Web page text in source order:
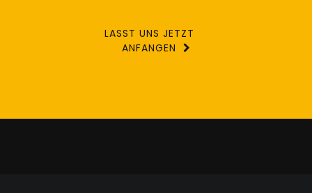
LASST UNS JETZT
ANFANGEN